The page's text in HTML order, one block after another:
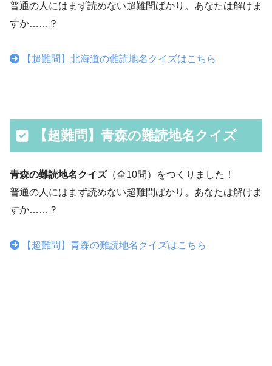
普通の人にはまず読めない超難問ばかり。あなたは解けま
すか……？
【超難問】北海道の難読地名クイズはこちら
【超難問】青森の難読地名クイズ
青森の難読地名クイズ（全10問）をつくりました！
普通の人にはまず読めない超難問ばかり。あなたは解けま
すか……？
【超難問】青森の難読地名クイズはこちら